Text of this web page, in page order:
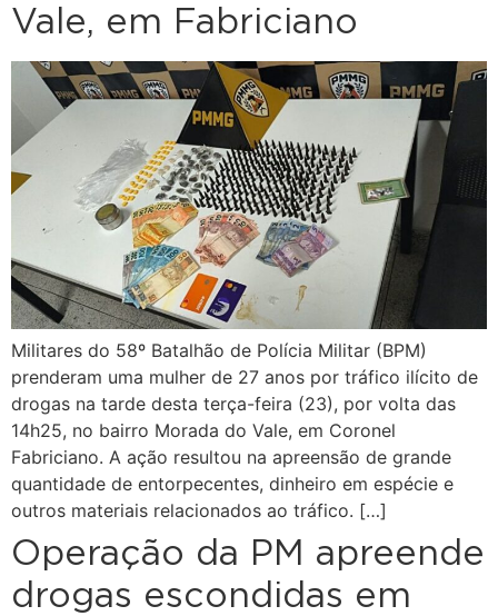
Vale, em Fabriciano
Militares do 58º Batalhão de Polícia Militar (BPM)
prenderam uma mulher de 27 anos por tráfico ilícito de
drogas na tarde desta terça-feira (23), por volta das
14h25, no bairro Morada do Vale, em Coronel
Fabriciano. A ação resultou na apreensão de grande
quantidade de entorpecentes, dinheiro em espécie e
outros materiais relacionados ao tráfico. […]
Operação da PM apreende
drogas escondidas em